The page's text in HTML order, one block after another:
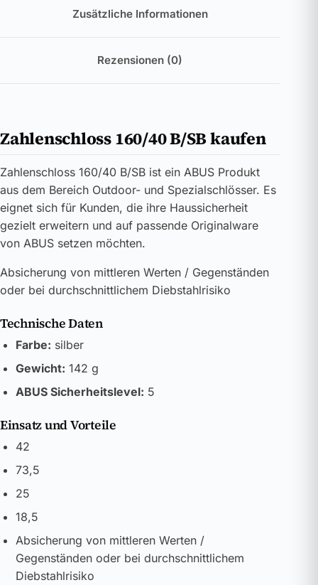
Zusätzliche Informationen
Rezensionen (0)
Zahlenschloss 160/40 B/SB kaufen
Zahlenschloss 160/40 B/SB ist ein ABUS Produkt
aus dem Bereich Outdoor- und Spezialschlösser. Es
eignet sich für Kunden, die ihre Haussicherheit
gezielt erweitern und auf passende Originalware
von ABUS setzen möchten.
Absicherung von mittleren Werten / Gegenständen
oder bei durchschnittlichem Diebstahlrisiko
Technische Daten
Farbe: silber
Gewicht: 142 g
ABUS Sicherheitslevel: 5
Einsatz und Vorteile
42
73,5
25
18,5
Absicherung von mittleren Werten /
Gegenständen oder bei durchschnittlichem
Diebstahlrisiko